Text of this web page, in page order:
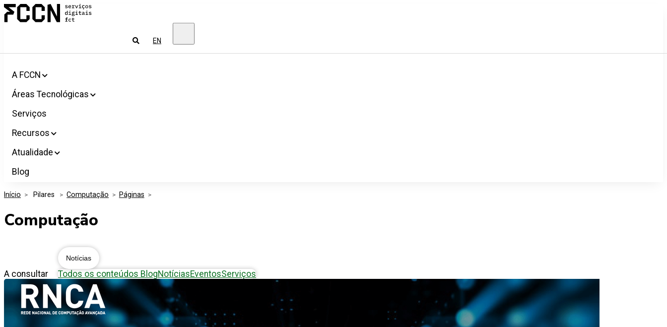
Salta
para
Pesquisar
EN
A FCCN
Áreas Tecnológicas
Serviços
Recursos
Atualidade
Blog
Início > Pilares > Computação > Páginas >
Computação
A consultar
Notícias
Todos os conteúdos BlogNotíciasEventosServiços